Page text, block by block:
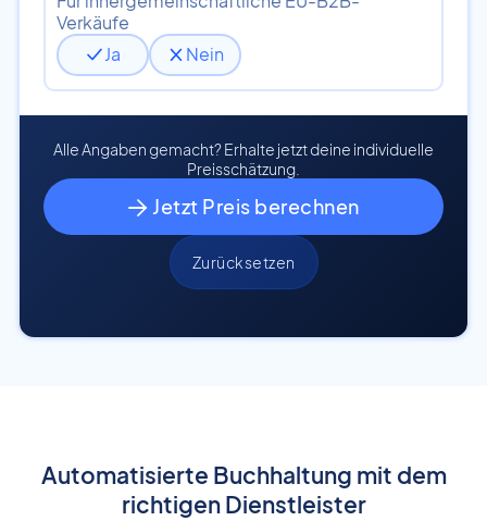
Verkäufe
Ja
Nein
Alle Angaben gemacht? Erhalte jetzt deine individuelle
Preisschätzung.
 Jetzt Preis berechnen
Zurücksetzen
Automatisierte Buchhaltung mit dem
richtigen Dienstleister